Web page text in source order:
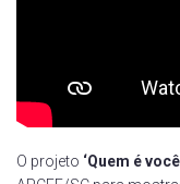
O projeto ‘Quem é